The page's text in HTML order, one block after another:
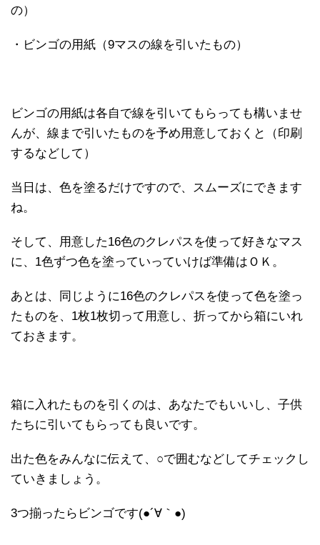
の）
・ビンゴの用紙（9マスの線を引いたもの）
ビンゴの用紙は各自で線を引いてもらっても構いませ
んが、線まで引いたものを予め用意しておくと（印刷
するなどして）
当日は、色を塗るだけですので、スムーズにできます
ね。
そして、用意した16色のクレパスを使って好きなマス
に、1色ずつ色を塗っていっていけば準備はＯＫ。
あとは、同じように16色のクレパスを使って色を塗っ
たものを、1枚1枚切って用意し、折ってから箱にいれ
ておきます。
箱に入れたものを引くのは、あなたでもいいし、子供
たちに引いてもらっても良いです。
出た色をみんなに伝えて、○で囲むなどしてチェックし
ていきましょう。
3つ揃ったらビンゴです(●´∀｀●)